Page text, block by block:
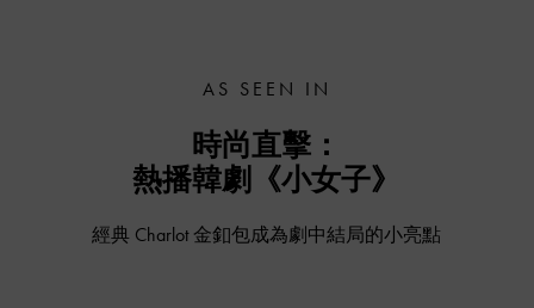
AS SEEN IN
時尚直擊：
熱播韓劇《小女子》
經典 Charlot 金釦包成為劇中結局的小亮點